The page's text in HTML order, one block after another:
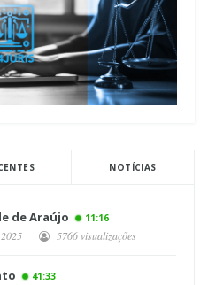
NOTÍCIAS
de Araújo 11:16
5766 visualizações
41:33